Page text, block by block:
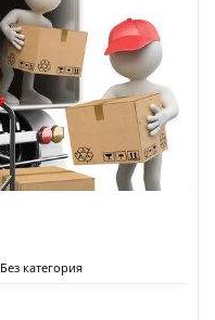
Без категория